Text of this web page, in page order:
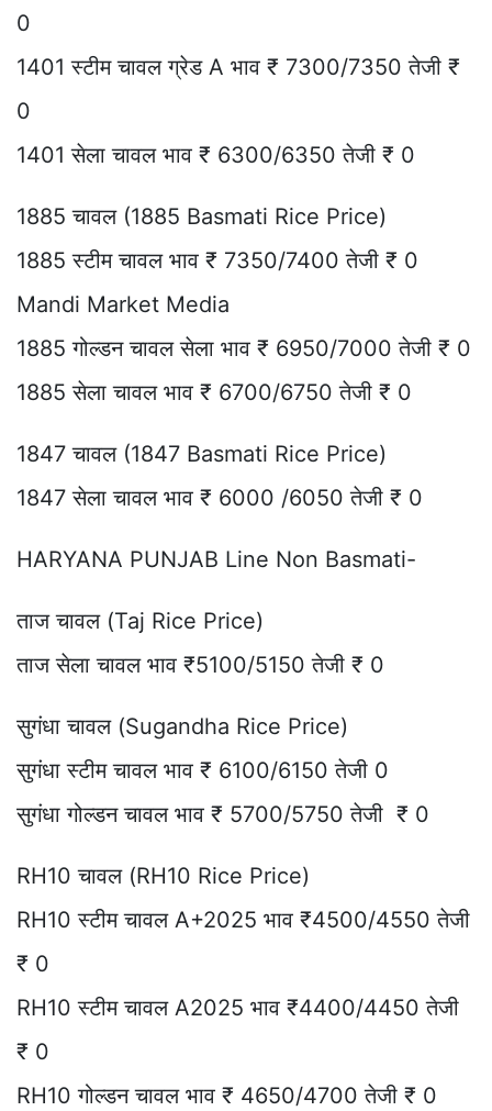
0
1401 स्टीम चावल ग्रेड A भाव ₹ 7300/7350 तेजी ₹
0
1401 सेला चावल भाव ₹ 6300/6350 तेजी ₹ 0
1885 चावल (1885 Basmati Rice Price)
1885 स्टीम चावल भाव ₹ 7350/7400 तेजी ₹ 0
Mandi Market Media
1885 गोल्डन चावल सेला भाव ₹ 6950/7000 तेजी ₹ 0
1885 सेला चावल भाव ₹ 6700/6750 तेजी ₹ 0
1847 चावल (1847 Basmati Rice Price)
1847 सेला चावल भाव ₹ 6000 /6050 तेजी ₹ 0
HARYANA PUNJAB Line Non Basmati-
ताज चावल (Taj Rice Price)
ताज सेला चावल भाव ₹5100/5150 तेजी ₹ 0
सुगंधा चावल (Sugandha Rice Price)
सुगंधा स्टीम चावल भाव ₹ 6100/6150 तेजी 0
सुगंधा गोल्डन चावल भाव ₹ 5700/5750 तेजी ₹ 0
RH10 चावल (RH10 Rice Price)
RH10 स्टीम चावल A+2025 भाव ₹4500/4550 तेजी
₹ 0
RH10 स्टीम चावल A2025 भाव ₹4400/4450 तेजी
₹ 0
RH10 गोल्डन चावल भाव ₹ 4650/4700 तेजी ₹ 0